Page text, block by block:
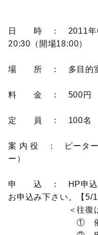
日 時 ： 2011年
20:30（開場18:00）
場 所 ： 多目的
料 金 ： 500円
定 員 ： 100名 （
案 内 役 ： ピーター
ー）
申 込 ： HP申込フ
お申込み下さい。【5/
＜往復はがき
① 催事名、